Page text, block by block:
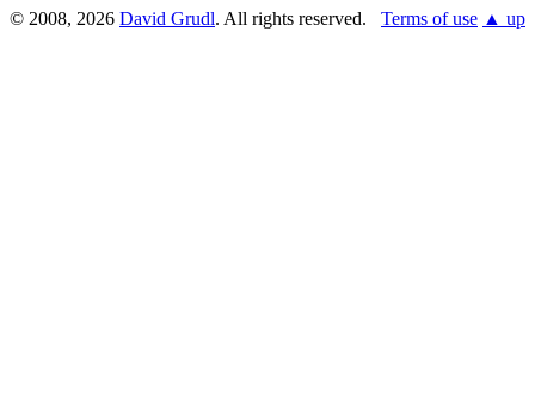
© 2008, 2026 David Grudl. All rights reserved. Terms of use ▲ up